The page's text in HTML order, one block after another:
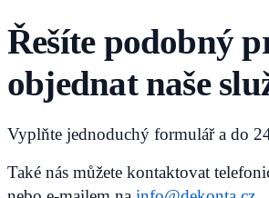
Řešíte podobný
objednat naše
Vyplňte jednoduchý formulář a do
Také nás můžete kontaktovat